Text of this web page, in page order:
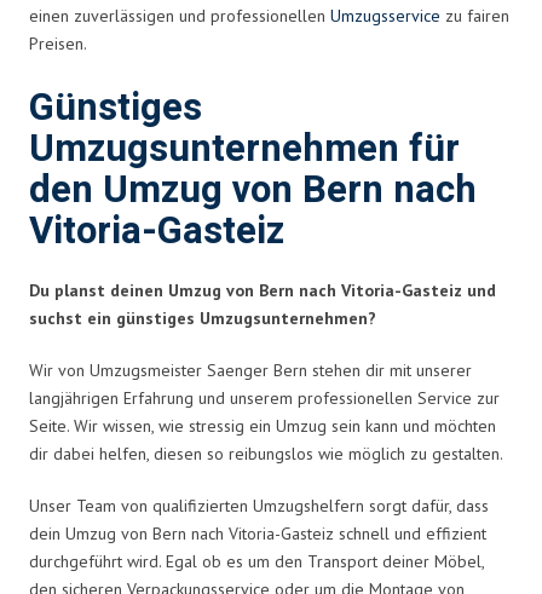
einen zuverlässigen und professionellen Umzugsservice zu fairen
Preisen.
Günstiges
Umzugsunternehmen für
den Umzug von Bern nach
Vitoria-Gasteiz
Du planst deinen Umzug von Bern nach Vitoria-Gasteiz und
suchst ein günstiges Umzugsunternehmen?
Wir von Umzugsmeister Saenger Bern stehen dir mit unserer
langjährigen Erfahrung und unserem professionellen Service zur
Seite. Wir wissen, wie stressig ein Umzug sein kann und möchten
dir dabei helfen, diesen so reibungslos wie möglich zu gestalten.
Unser Team von qualifizierten Umzugshelfern sorgt dafür, dass
dein Umzug von Bern nach Vitoria-Gasteiz schnell und effizient
durchgeführt wird. Egal ob es um den Transport deiner Möbel,
den sicheren Verpackungsservice oder um die Montage von